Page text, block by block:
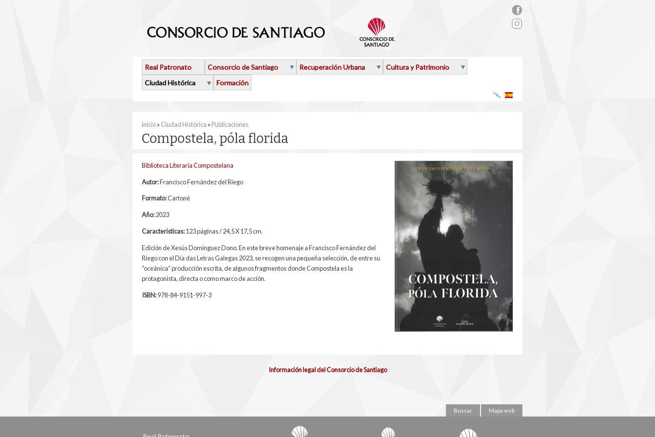
rs_facebook.png
Real Patronato Consorcio de Santiago Recuperación Urbana
Cultura y Patrimonio
Ciudad Histórica
Formación
Se encuentra usted aquí
Inicio» Ciudad Histórica » Publicaciones
Compostela, póla florida
Biblioteca Literaria Compostelana
Autor:Francisco Fernández del Riego
Formato:Cartoné
Año:2023
Características:123 páginas / 24,5 X 17,5 cm.
Edición de Xesús Domínguez Dono. En este breve homenaje a Francisco Fernández del
Riego con el Día das Letras Galegas 2023, se recogen una pequeña selección, de entre su
“oceánica” producción escrita, de algunos fragmentos donde Compostela es la
protagonista, directa o como marco de acción.
ISBN:978-84-9151-997-3
Información legal del Consorcio de Santiago
Buscar Mapa web